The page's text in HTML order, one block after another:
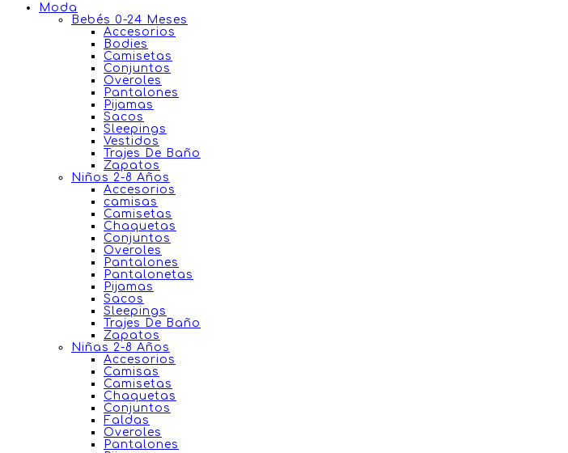
Moda
Bebés 0-24 Meses
Accesorios
Bodies
Camisetas
Conjuntos
Overoles
Pantalones
Pijamas
Sacos
Sleepings
Vestidos
Trajes De Baño
Zapatos
Niños 2-8 Años
Accesorios
camisas
Camisetas
Chaquetas
Conjuntos
Overoles
Pantalones
Pantalonetas
Pijamas
Sacos
Sleepings
Trajes De Baño
Zapatos
Niñas 2-8 Años
Accesorios
Camisas
Camisetas
Chaquetas
Conjuntos
Faldas
Overoles
Pantalones